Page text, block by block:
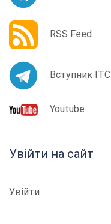
RSS Feed
Вступник ІТС
Youtube
Увійти на сайт
Увійти